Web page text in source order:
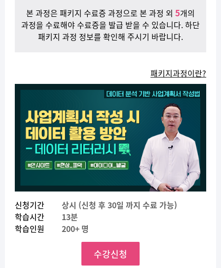
본 과정은 패키지 수료증 과정으로 본 과정 외 5개의
과정을 수료해야 수료증을 발급 받을 수 있습니다. 하단
패키지 과정 정보를 확인해 주시기 바랍니다.
패키지과정이란?
신청기간
상시 (신청 후 30일 까지 수료 가능)
학습시간
13분
학습인원
200+ 명
수강신청